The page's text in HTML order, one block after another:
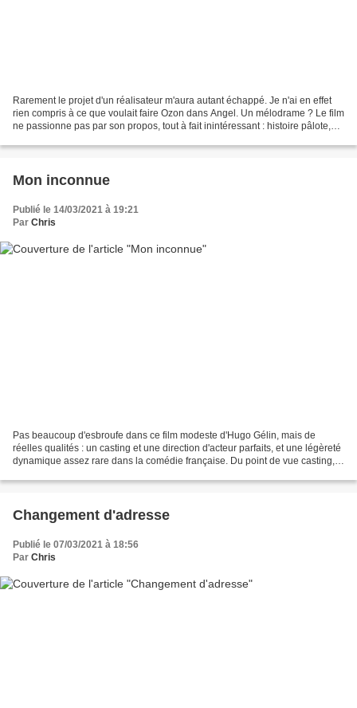
Rarement le projet d'un réalisateur m'aura autant échappé. Je n'ai en effet
rien compris à ce que voulait faire Ozon dans Angel. Un mélodrame ? Le film
ne passionne pas par son propos, tout à fait inintéressant : histoire pâlote,
Mon inconnue
Publié le 14/03/2021 à 19:21
Par Chris
Pas beaucoup d'esbroufe dans ce film modeste d'Hugo Gélin, mais de
réelles qualités : un casting et une direction d'acteur parfaits, et une légèreté
dynamique assez rare dans la comédie française. Du point de vue casting,
Changement d'adresse
Publié le 07/03/2021 à 18:56
Par Chris